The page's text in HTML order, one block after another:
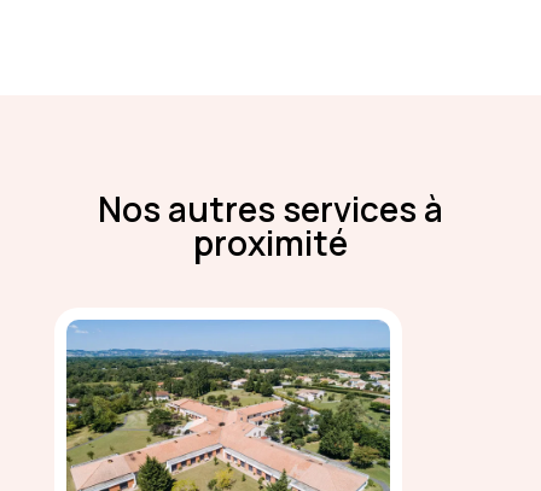
Nos autres services à
proximité